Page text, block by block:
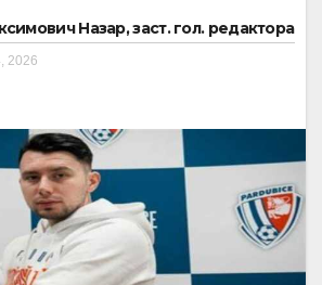
Назар, заст. гол. редактора
2026